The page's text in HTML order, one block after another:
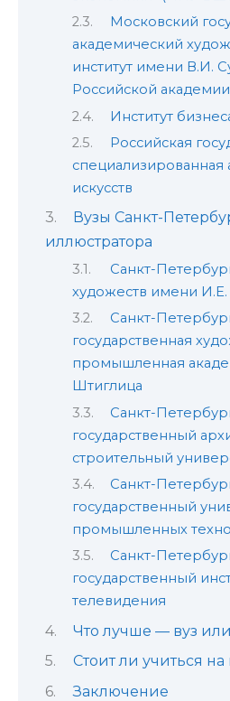
Московский
академический
институт имени В.И.
Российской
Институт
Российская
специализированная
искусств
Вузы Санкт-
иллюстратора
Санкт-
художеств имени
Санкт-
государственная
промышленная
Штиглица
Санкт-
государственный
строительный
Санкт-
государственный
промышленных
Санкт-
государственный
телевидения
Что лучше — вуз
Стоит ли учиться
Заключение